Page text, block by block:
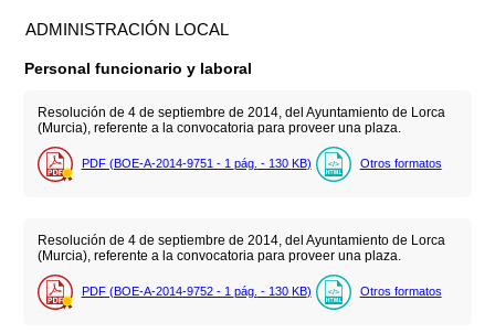
ADMINISTRACIÓN LOCAL
Personal funcionario y laboral
Resolución de 4 de septiembre de 2014, del Ayuntamiento de Lorca
(Murcia), referente a la convocatoria para proveer una plaza.
PDF (BOE-A-2014-9751 - 1 pág. - 130 KB) Otros formatos
Resolución de 4 de septiembre de 2014, del Ayuntamiento de Lorca
(Murcia), referente a la convocatoria para proveer una plaza.
PDF (BOE-A-2014-9752 - 1 pág. - 130 KB) Otros formatos